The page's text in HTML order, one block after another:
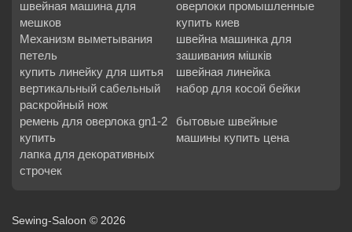
швейная машина для
мешков
оверлоки промышленные
купить киев
Механизм выметывания
петель
швейна машинка для
зашивания мішків
купить линейку для шитья
швейная линейка
вертикальный сабельный
раскройный нож
набор для косой бейки
ремень для оверлока gn1-2
купить
бытовые швейные
машины купить цена
лапка для декоративных
строчек
Sewing-Saloon © 2026